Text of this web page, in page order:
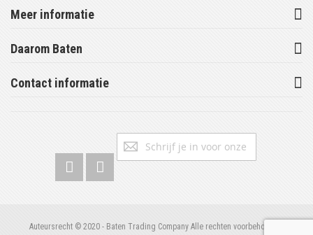
Meer informatie
Daarom Baten
Contact informatie
Abonneer
Auteursrecht © 2020 - Baten Trading Company Alle rechten voorbehouden.